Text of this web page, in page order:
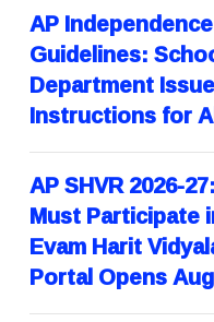
AP
Guidelines:
Department
Instructions for
AP SHVR 2026-
Must Participate
Evam Harit
Portal Opens